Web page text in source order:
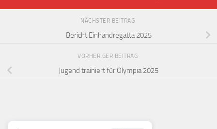
NÄCHSTER BEITRAG
Bericht Einhandregatta 2025
VORHERIGER BEITRAG
Jugend trainiert für Olympia 2025